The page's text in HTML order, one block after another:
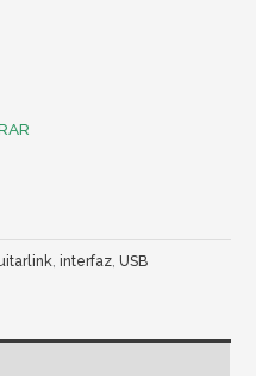
,interfaz ,USB